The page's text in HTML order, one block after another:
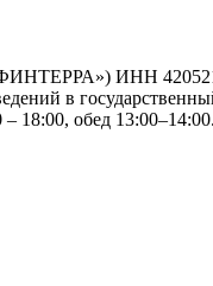
ИНН
в
обед